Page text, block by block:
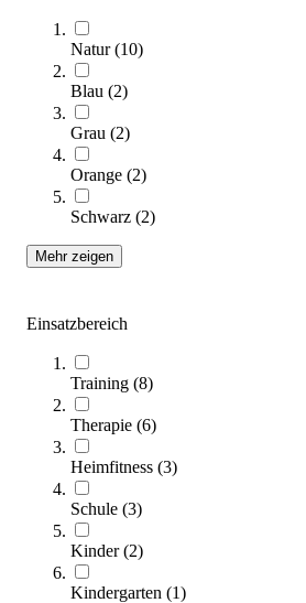
Natur(10)
Blau (2)
Grau (2)
Orange (2)
Schwarz (2)
Mehr zeigen
Einsatzbereich
Training (8)
Therapie (6)
Heimfitness (3)
Schule (3)
Kinder(2)
Kindergarten (1)
Bodenplatte für Sprossenwand
25,60 €
Zum Produkt
Sofort lieferbar
Ferrox® Sprossenwand, 250 x 90 cm
509,00 €
Zum Produkt
Längere Lieferzeit